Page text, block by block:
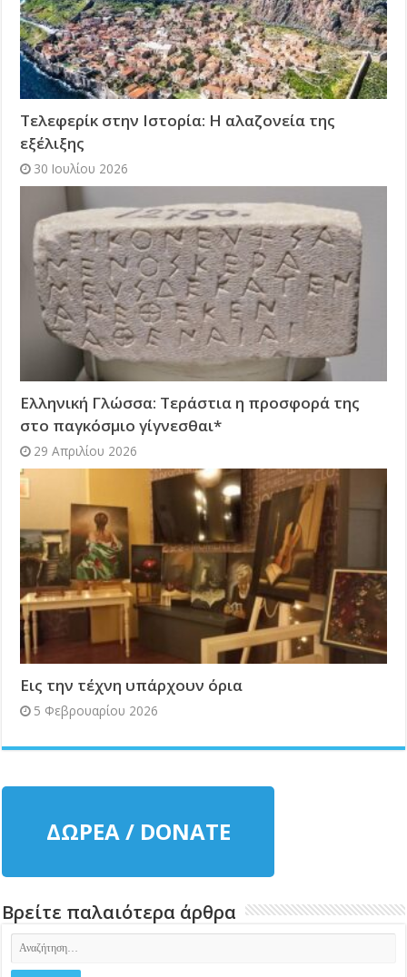
Τελεφερίκ στην Ιστορία: Η αλαζονεία της
εξέλιξης
30 Ιουλίου 2026
Ελληνική Γλώσσα: Τεράστια η προσφορά της
στο παγκόσμιο γίγνεσθαι*
29 Απριλίου 2026
Εις την τέχνη υπάρχουν όρια
5 Φεβρουαρίου 2026
ΔΩΡΕΑ / DONATE
Βρείτε παλαιότερα άρθρα